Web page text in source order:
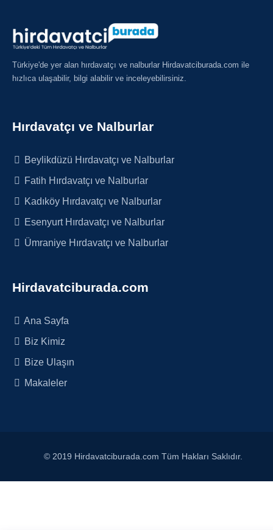
Türkiye'de yer alan hırdavatçı ve nalburlar Hirdavatciburada.com ile
hızlıca ulaşabilir, bilgi alabilir ve inceleyebilirsiniz.
Hırdavatçı ve Nalburlar
Beylikdüzü Hırdavatçı ve Nalburlar
Fatih Hırdavatçı ve Nalburlar
Kadıköy Hırdavatçı ve Nalburlar
Esenyurt Hırdavatçı ve Nalburlar
Ümraniye Hırdavatçı ve Nalburlar
Hirdavatciburada.com
Ana Sayfa
Biz Kimiz
Bize Ulaşın
Makaleler
© 2019 Hirdavatciburada.com Tüm Hakları Saklıdır.